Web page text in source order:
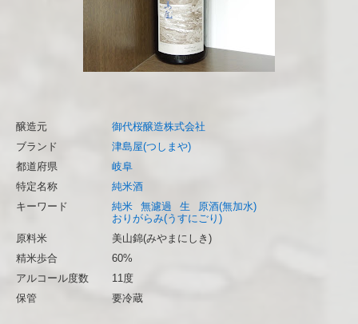
醸造元
御代桜醸造株式会社
ブランド
津島屋(つしまや)
都道府県
岐阜
特定名称
純米酒
キーワード
純米 無濾過 生
原酒(無加水)
おりがらみ(うすにごり)
原料米
美山錦(みやまにしき)
精米歩合
60%
アルコール度数
11度
保管
要冷蔵